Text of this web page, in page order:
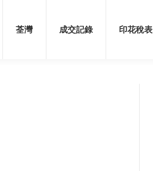
荃灣 成交記錄 印花稅表